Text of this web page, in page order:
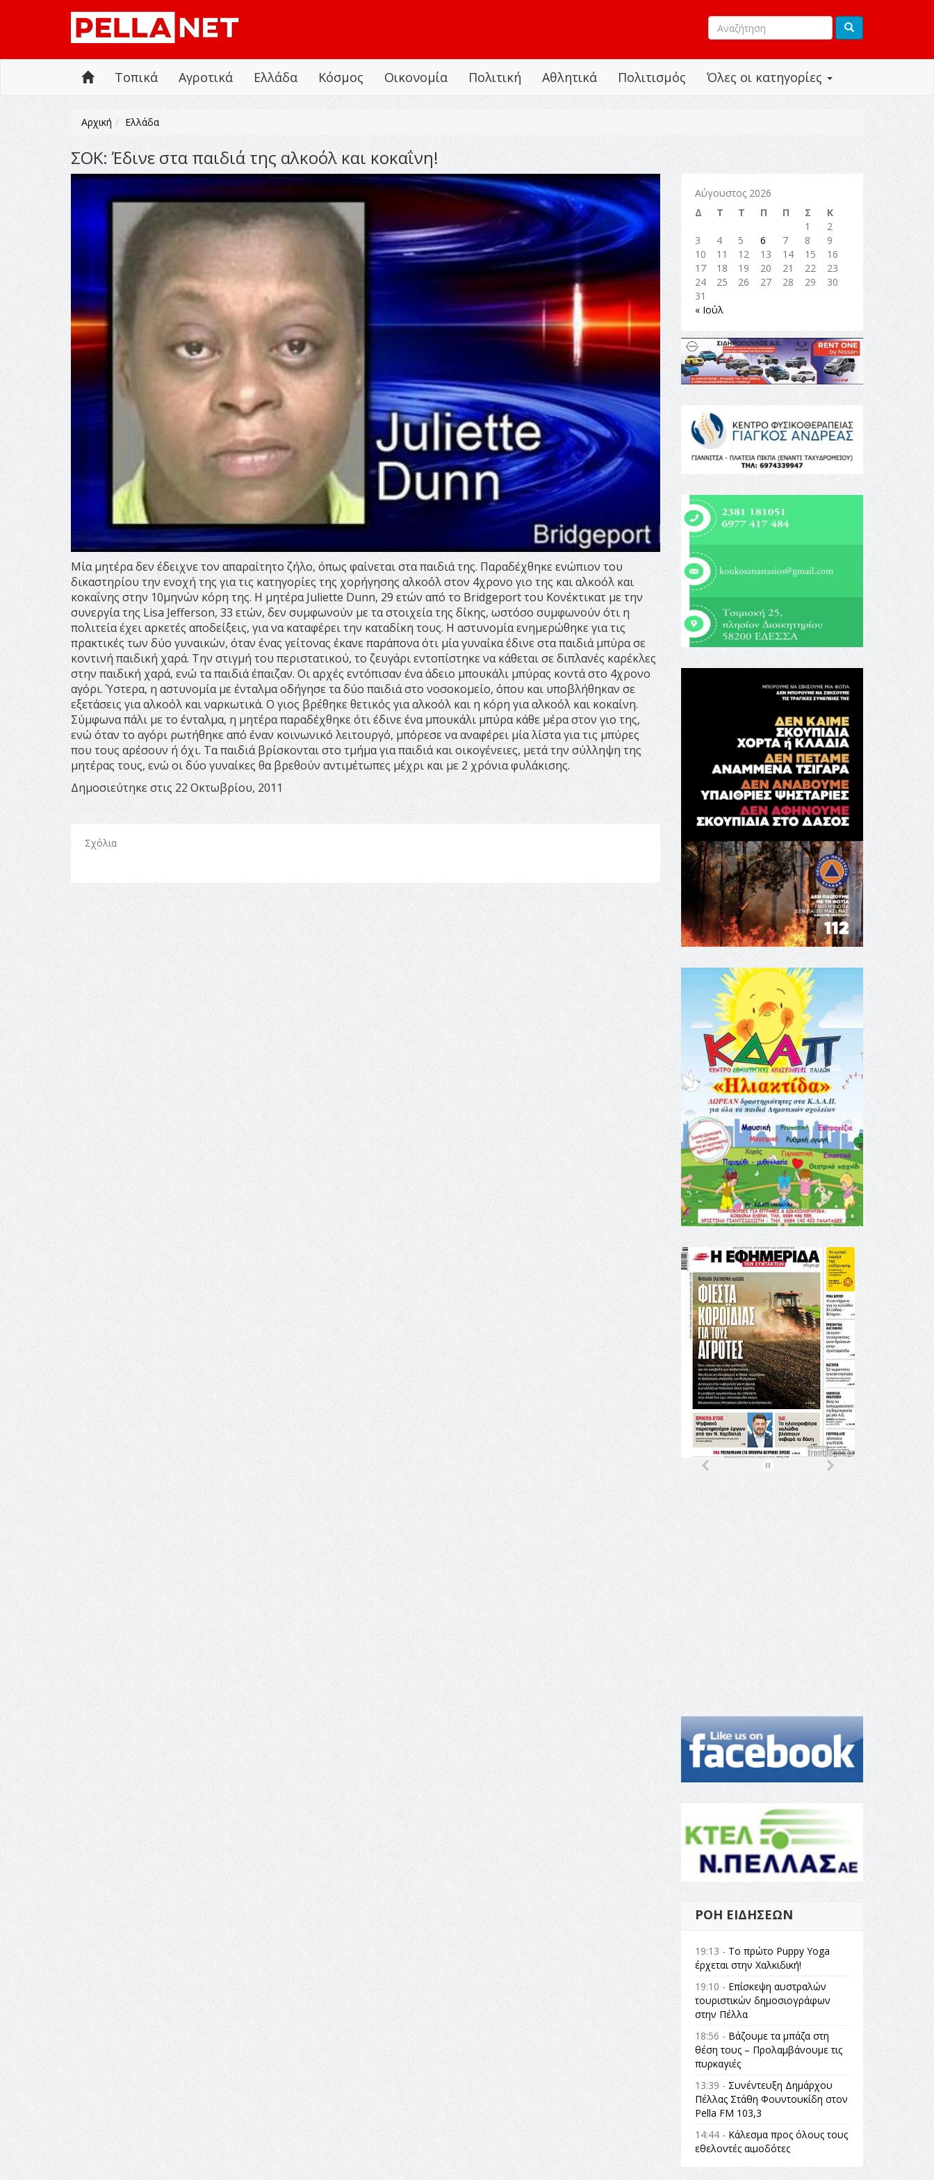
Όλες οι κατηγορίες
Τοπικά Αγροτικά Ελλάδα Κόσμος Οικονομία Πολιτική Αθλητικά Πολιτισμός
Αρχική Ελλάδα
ΣΟΚ: Έδινε στα παιδιά της αλκοόλ και κοκαΐνη!
Μία μητέρα δεν έδειχνε τον απαραίτητο ζήλο, όπως φαίνεται στα παιδιά της. Παραδέχθηκε ενώπιον του
δικαστηρίου την ενοχή της για τις κατηγορίες της χορήγησης αλκοόλ στον 4χρονο γιο της και αλκοόλ και
κοκαΐνης στην 10μηνών κόρη της. Η μητέρα Juliette Dunn, 29 ετών από το Bridgeport του Κονέκτικατ με την
συνεργία της Lisa Jefferson, 33 ετών, δεν συμφωνούν με τα στοιχεία της δίκης, ωστόσο συμφωνούν ότι η
πολιτεία έχει αρκετές αποδείξεις, για να καταφέρει την καταδίκη τους. Η αστυνομία ενημερώθηκε για τις
πρακτικές των δύο γυναικών, όταν ένας γείτονας έκανε παράπονα ότι μία γυναίκα έδινε στα παιδιά μπύρα σε
κοντινή παιδική χαρά. Την στιγμή του περιστατικού, το ζευγάρι εντοπίστηκε να κάθεται σε διπλανές καρέκλες
στην παιδική χαρά, ενώ τα παιδιά έπαιζαν. Οι αρχές εντόπισαν ένα άδειο μπουκάλι μπύρας κοντά στο 4χρονο
αγόρι. Ύστερα, η αστυνομία με ένταλμα οδήγησε τα δύο παιδιά στο νοσοκομείο, όπου και υποβλήθηκαν σε
εξετάσεις για αλκοόλ και ναρκωτικά. Ο γιος βρέθηκε θετικός για αλκοόλ και η κόρη για αλκοόλ και κοκαίνη.
Σύμφωνα πάλι με το ένταλμα, η μητέρα παραδέχθηκε ότι έδινε ένα μπουκάλι μπύρα κάθε μέρα στον γιο της,
ενώ όταν το αγόρι ρωτήθηκε από έναν κοινωνικό λειτουργό, μπόρεσε να αναφέρει μία λίστα για τις μπύρες
που τους αρέσουν ή όχι. Τα παιδιά βρίσκονται στο τμήμα για παιδιά και οικογένειες, μετά την σύλληψη της
μητέρας τους, ενώ οι δύο γυναίκες θα βρεθούν αντιμέτωπες μέχρι και με 2 χρόνια φυλάκισης.
Δημοσιεύτηκε στις 22 Οκτωβρίου, 2011
Σχόλια
Αύγουστος 2026
Δ
Τ Τ Π Π Σ
Κ
1
2
3
4 5 6 7 8
9
10
11 12 13 14 15
16
17
18 19 20 21 22
23
24
25 26 27 28 29
30
31
« Ιούλ
ΡΟΉ ΕΙΔΉΣΕΩΝ
19:13 - Το πρώτο Puppy Yoga
έρχεται στην Χαλκιδική!
19:10 - Επίσκεψη αυστραλών
τουριστικών δημοσιογράφων
στην Πέλλα
18:56 - Βάζουμε τα μπάζα στη
θέση τους – Προλαμβάνουμε τις
πυρκαγιές
13:39 - Συνέντευξη Δημάρχου
Πέλλας Στάθη Φουντουκίδη στον
Pella FM 103,3
14:44 - Κάλεσμα προς όλους τους
εθελοντές αιμοδότες
14:23 -Όλη η Ελλάδα ένας